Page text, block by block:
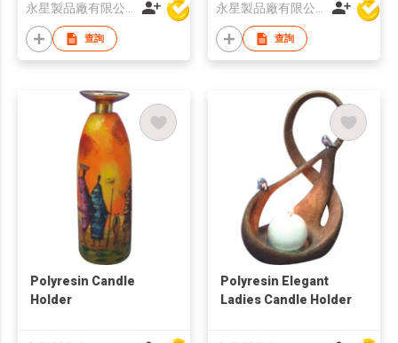
永星製品廠有限公司
查詢
永星製品廠有限公司
查詢
Polyresin Candle
Holder
Polyresin Elegant
Ladies Candle Holder